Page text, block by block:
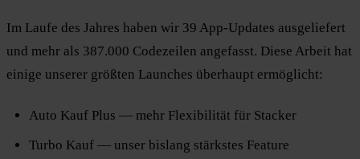
Im Laufe des Jahres haben wir 39 App-Updates ausgeliefert
und mehr als 387.000 Codezeilen angefasst. Diese Arbeit hat
einige unserer größten Launches überhaupt ermöglicht:
Auto Kauf Plus — mehr Flexibilität für Stacker
Turbo Kauf — unser bislang stärkstes Feature